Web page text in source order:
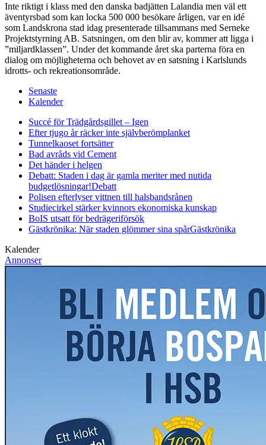
Inte riktigt i klass med den danska badjätten Lalandia men väl ett
äventyrsbad som kan locka 500 000 besökare årligen, var en idé
som Landskrona stad idag presenterade tillsammans med Serneke
Projektstyrning AB. Satsningen, om den blir av, kommer att ligga i
”miljardklassen”. Under det kommande året ska parterna föra en
dialog om möjligheterna och behovet av en satsning i Karlslunds
idrotts- och rekreationsområde.
Senaste
Kalender
Succé för Trädgårdsgillet – Igen
Efter tjugo år räcker inte självberömplanket
Tunnelkaoset fortsätter
Bad avråds vid Cement
Det händer i helgen
Debatt: Staden i dag är gamla meriter med nutida
budgetlösningar!Debatt
Polisen efterlyser vittnen till halsbandsrånen
Studiecirkel stärker kvinnors ekonomiska kunskap
BoIS utsatt för bedrägeriförsök
Gästkrönika: När staden glömmer sina spårGästkrönika
Kalender
Annonser